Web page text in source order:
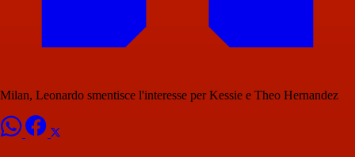
Milan, Leonardo smentisce l'interesse per Kessie e Theo Hernandez